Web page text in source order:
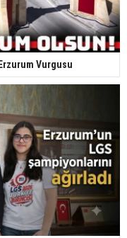
Vurgusu